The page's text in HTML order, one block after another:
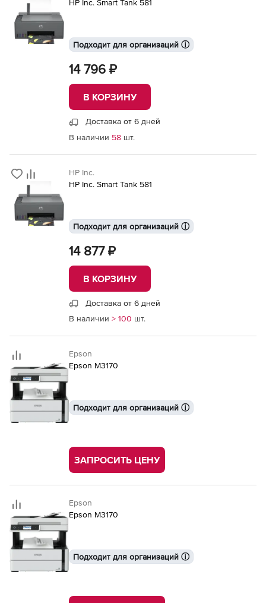
HP Inc. Smart Tank 581
Подходит для организаций ⓘ
14 796 ₽
В КОРЗИНУ
Доставка от 6 дней
В наличии 58 шт.
HP Inc.
HP Inc. Smart Tank 581
Подходит для организаций ⓘ
14 877 ₽
В КОРЗИНУ
Доставка от 6 дней
В наличии > 100 шт.
Epson
Epson M3170
Подходит для организаций ⓘ
ЗАПРОСИТЬ ЦЕНУ
Epson
Epson M3170
Подходит для организаций ⓘ